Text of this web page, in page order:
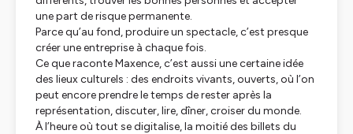
une part de risque permanente.
Parce qu’au fond, produire un spectacle, c’est presque
créer une entreprise à chaque fois.
Ce que raconte Maxence, c’est aussi une certaine idée
des lieux culturels : des endroits vivants, ouverts, où l’on
peut encore prendre le temps de rester après la
représentation, discuter, lire, dîner, croiser du monde.
À l’heure où tout se digitalise, la moitié des billets du